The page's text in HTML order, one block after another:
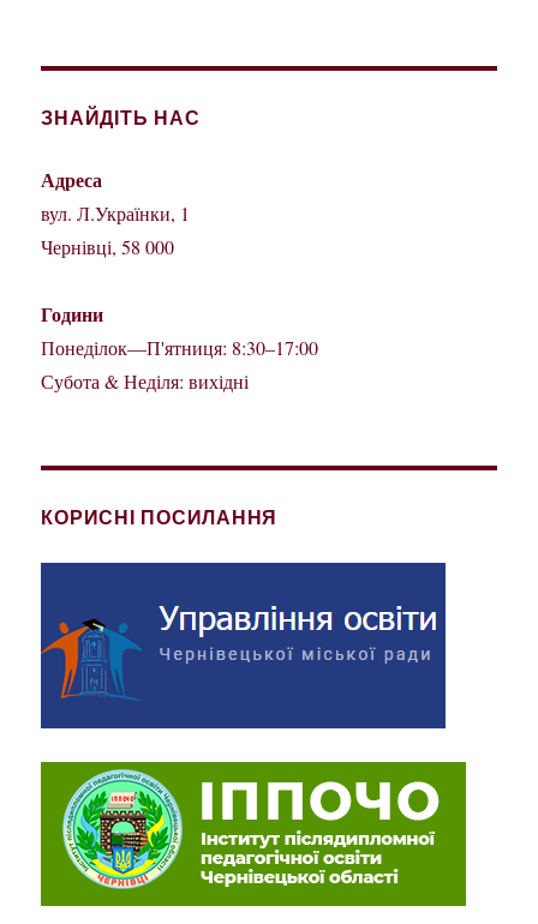
ЗНАЙДІТЬ НАС
Адреса
вул. Л.Українки, 1
Чернівці, 58 000
Години
Понеділок—П'ятниця: 8:30–17:00
Субота & Неділя: вихідні
КОРИСНІ ПОСИЛАННЯ